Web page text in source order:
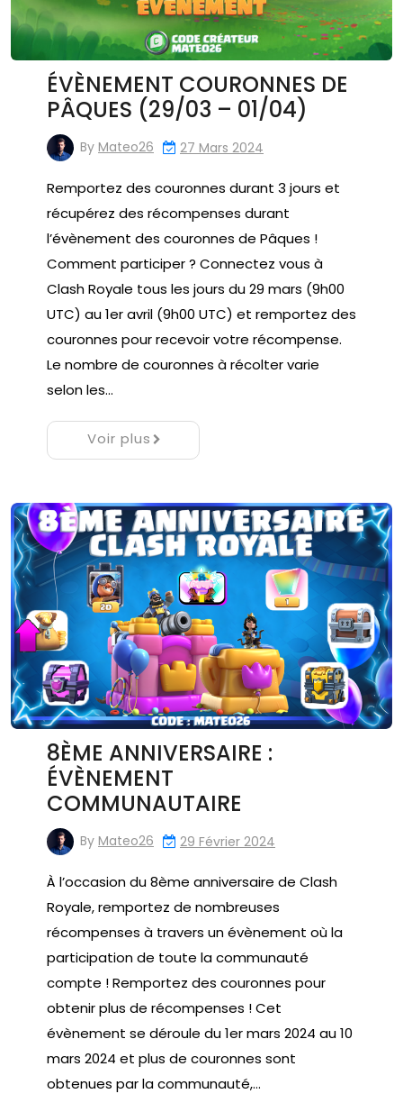
ÉVÈNEMENT COURONNES DE
PÂQUES (29/03 – 01/04)
By Mateo26 27 Mars 2024
Remportez des couronnes durant 3 jours et
récupérez des récompenses durant
l’évènement des couronnes de Pâques !
Comment participer ? Connectez vous à
Clash Royale tous les jours du 29 mars (9h00
UTC) au 1er avril (9h00 UTC) et remportez des
couronnes pour recevoir votre récompense.
Le nombre de couronnes à récolter varie
selon les…
Voir plus
8ÈME ANNIVERSAIRE :
ÉVÈNEMENT
COMMUNAUTAIRE
By Mateo26 29 Février 2024
À l’occasion du 8ème anniversaire de Clash
Royale, remportez de nombreuses
récompenses à travers un évènement où la
participation de toute la communauté
compte ! Remportez des couronnes pour
obtenir plus de récompenses ! Cet
évènement se déroule du 1er mars 2024 au 10
mars 2024 et plus de couronnes sont
obtenues par la communauté,…